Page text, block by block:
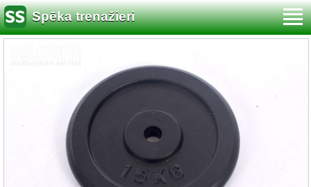
Spēka trenažieri